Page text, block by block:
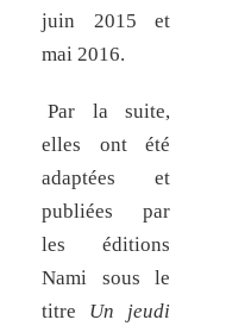
juin 2015 et
mai 2016.
Par la suite,
elles ont été
adaptées et
publiées par
les éditions
Nami sous le
titre Un jeudi